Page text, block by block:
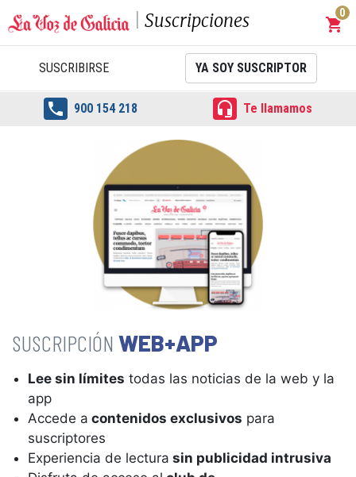
Suscripciones shopping_cart
0
SUSCRIBIRSE YA SOY SUSCRIPTOR
 900 154 218  Te llamamos
WEB+APP
Lee sin límites todas las noticias de la web y la
app
Accede a contenidos exclusivos para
suscriptores
Experiencia de lectura sin publicidad intrusiva